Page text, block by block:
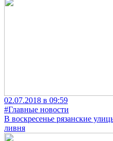
02.07.2018 в 09:59
#Главные новости
В воскресенье рязанские
ливня